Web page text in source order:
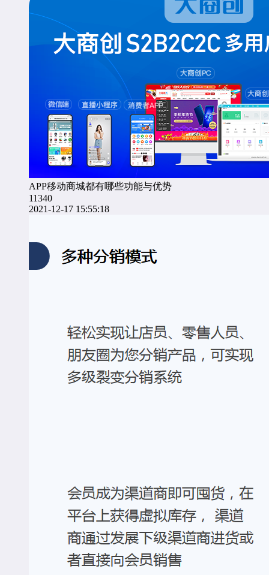
APP移动商城都有哪些功能与优势
11340
2021-12-17 15:55:18